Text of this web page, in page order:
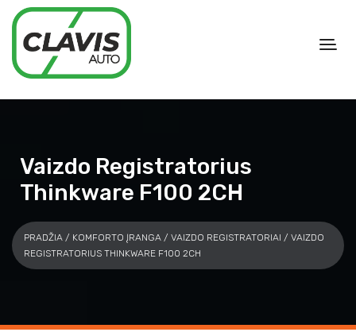
Vaizdo Registratorius
Thinkware F100 2CH
PRADŽIA / KOMFORTO ĮRANGA / VAIZDO REGISTRATORIAI / VAIZDO
REGISTRATORIUS THINKWARE F100 2CH